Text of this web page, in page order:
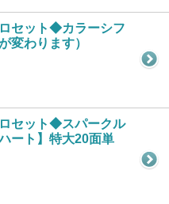
セット◆カラーシフ
変わります）
セット◆スパークル
ート】特大20面単